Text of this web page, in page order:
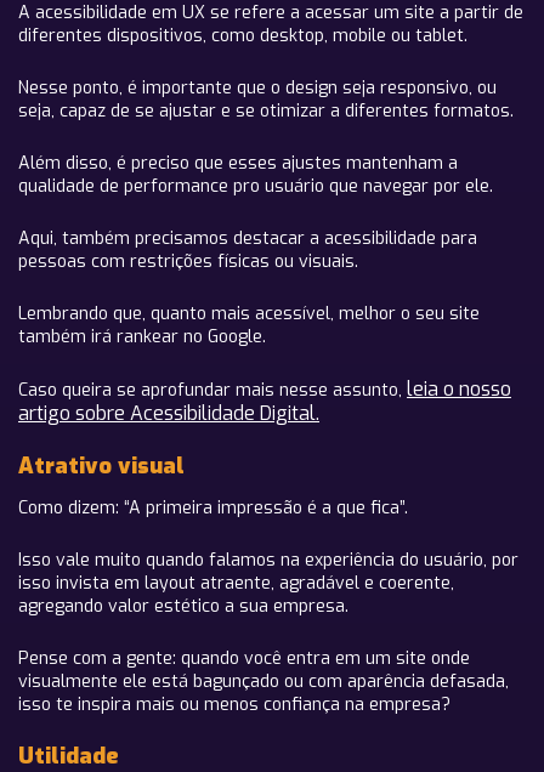
A acessibilidade em UX se refere a acessar um site a partir de
diferentes dispositivos, como desktop, mobile ou tablet.
Nesse ponto, é importante que o design seja responsivo, ou
seja, capaz de se ajustar e se otimizar a diferentes formatos.
Além disso, é preciso que esses ajustes mantenham a
qualidade de performance pro usuário que navegar por ele.
Aqui, também precisamos destacar a acessibilidade para
pessoas com restrições físicas ou visuais.
Lembrando que, quanto mais acessível, melhor o seu site
também irá rankear no Google.
Caso queira se aprofundar mais nesse assunto, leia o nosso
artigo sobre Acessibilidade Digital.
Atrativo visual
Como dizem: “A primeira impressão é a que fica”.
Isso vale muito quando falamos na experiência do usuário, por
isso invista em layout atraente, agradável e coerente,
agregando valor estético a sua empresa.
Pense com a gente: quando você entra em um site onde
visualmente ele está bagunçado ou com aparência defasada,
isso te inspira mais ou menos confiança na empresa?
Utilidade